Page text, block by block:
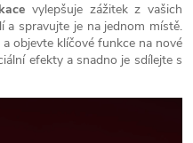
vylepšuje zážitek z vašich
a spravujte je na jednom místě.
objevte klíčové funkce na nové
efekty a snadno je sdílejte s